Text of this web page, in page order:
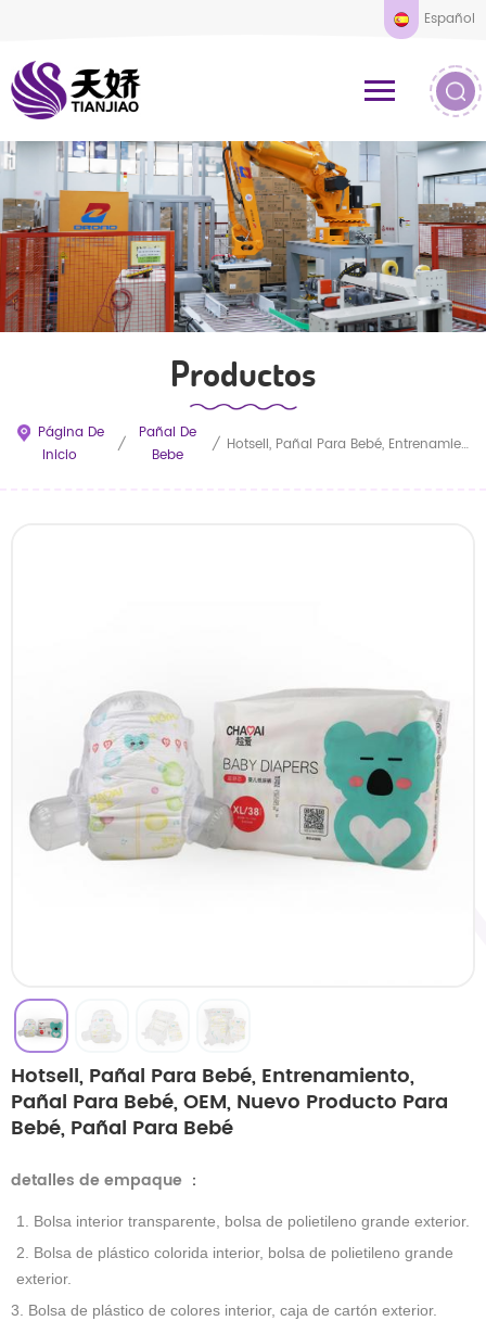
Español
Productos
Página De
Inicio
/
Pañal De
Bebe
/ Hotsell, Pañal Para Bebé, Entrenamiento, Pañal Para Bebé, OEM, Nuevo Producto Para Bebé, Pañal Para Bebé
Hotsell, Pañal Para Bebé, Entrenamiento,
Pañal Para Bebé, OEM, Nuevo Producto Para
Bebé, Pañal Para Bebé
detalles de empaque ：
1. Bolsa interior transparente, bolsa de polietileno grande exterior.
2. Bolsa de plástico colorida interior, bolsa de polietileno grande
exterior.
3. Bolsa de plástico de colores interior, caja de cartón exterior.